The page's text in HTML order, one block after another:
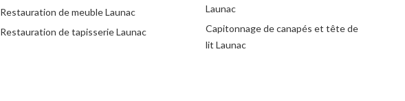
Restauration de meuble Launac
Restauration de tapisserie Launac
Launac
Capitonnage de canapés et tête de
lit Launac